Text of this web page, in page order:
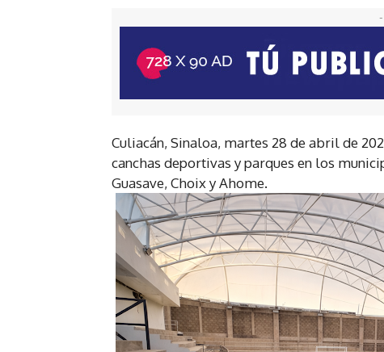
-
Culiacán, Sinaloa, martes 28 de abril de
canchas deportivas y parques en los
Guasave, Choix y Ahome.